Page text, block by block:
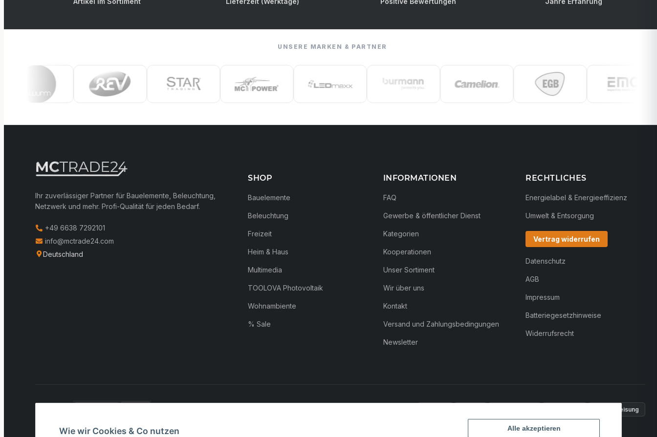
Alle akzeptieren
Wie wir Cookies & Co nutzen
UNSERE MARKEN & PARTNER
Ihr zuverlässiger Partner für Bauelemente, Beleuchtung,
Netzwerk und mehr. Profi-Qualität für jeden Bedarf.
+49 6638 7292101
info@mctrade24.com
Deutschland
SHOP
Bauelemente
Beleuchtung
Freizeit
Heim & Haus
Multimedia
TOOLOVA Photovoltaik
Wohnambiente
% Sale
INFORMATIONEN
FAQ
Gewerbe & öffentlicher Dienst
Kategorien
Kooperationen
Unser Sortiment
Wir über uns
Kontakt
Versand und Zahlungsbedingungen
Newsletter
RECHTLICHES
Energielabel & Energieeffizienz
Umwelt & Entsorgung
Vertrag widerrufen
Datenschutz
AGB
Impressum
Batteriegesetzhinweise
Widerrufsrecht
Überweisung
* Alle Preise inkl. gesetzlicher USt., zzgl.Versand